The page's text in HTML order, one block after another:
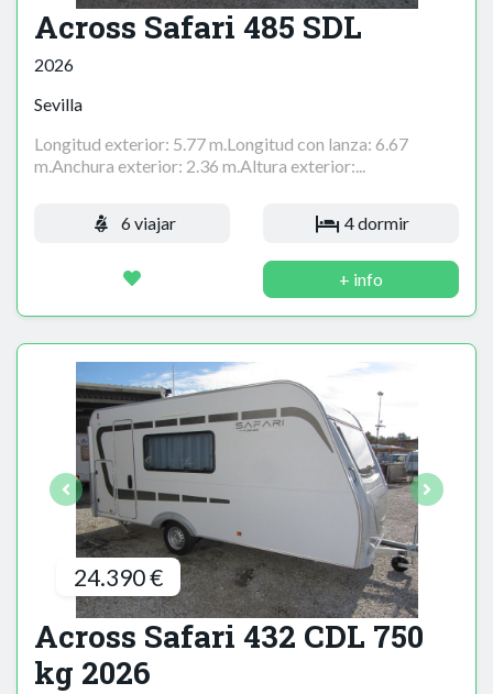
Across Safari 485 SDL
2026
Sevilla
Longitud exterior: 5.77 m.Longitud con lanza: 6.67
m.Anchura exterior: 2.36 m.Altura exterior:...
6 viajar 4 dormir
+ info
24.390 €
Across Safari 432 CDL 750
kg 2026